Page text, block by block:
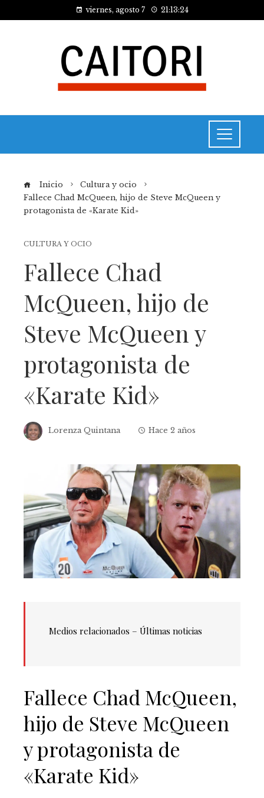
viernes, agosto 7 21:13:25
Inicio
Cultura y ocio
Fallece Chad McQueen, hijo de Steve McQueen y
protagonista de «Karate Kid»
CULTURA Y OCIO
Fallece Chad
McQueen, hijo de
Steve McQueen y
protagonista de
«Karate Kid»
Lorenza Quintana Hace 2 años
Medios relacionados – Últimas noticias
Fallece Chad McQueen,
hijo de Steve McQueen
y protagonista de
«Karate Kid»